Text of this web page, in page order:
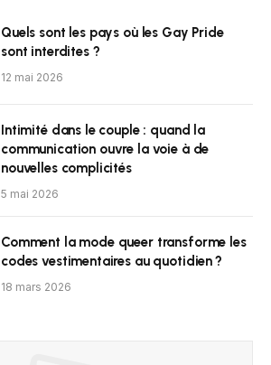
Quels sont les pays où les Gay Pride
sont interdites ?
12 mai 2026
Intimité dans le couple : quand la
communication ouvre la voie à de
nouvelles complicités
5 mai 2026
Comment la mode queer transforme les
codes vestimentaires au quotidien ?
18 mars 2026